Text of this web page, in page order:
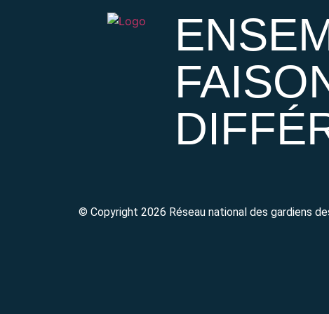
© Copyright 2026 Réseau national des gardiens